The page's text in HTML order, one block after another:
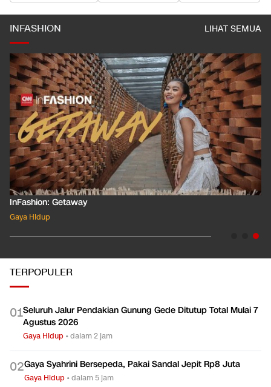
INFASHION LIHAT SEMUA
InFashion: Getaway
Gaya Hidup
TERPOPULER
01Seluruh Jalur Pendakian Gunung Gede Ditutup Total Mulai 7
Agustus 2026
Gaya Hidup •dalam 2 jam
02Gaya Syahrini Bersepeda, Pakai Sandal Jepit Rp8 Juta
Gaya Hidup •dalam 5 jam